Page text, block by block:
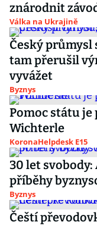
znárodnit
Válka na Ukrajině
Český průmysl
tam přerušil
vyvážet
Byznys
Pomoc státu je
Wichterle
KoronaHelpdesk E15
30 let svobody:
příběhy
Byznys
Čeští